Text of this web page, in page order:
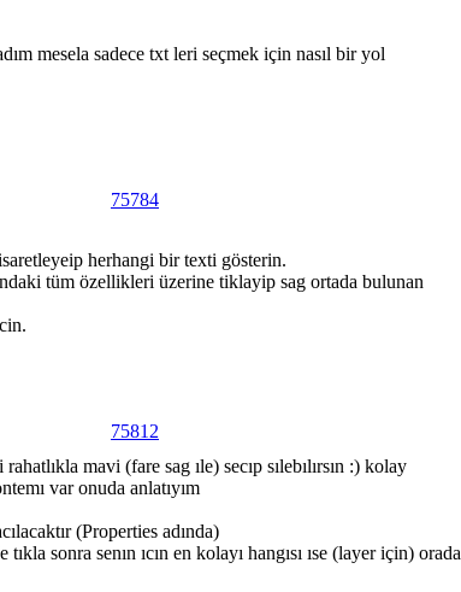
mesela sadece txt leri seçmek için nasıl bir yol
75784
herhangi bir texti gösterin.
tüm özellikleri üzerine tiklayip sag ortada bulunan
75812
mavi (fare sag ıle) secıp sılebılırsın :) kolay
var onuda anlatıyım
(Properties adında)
sonra senın ıcın en kolayı hangısı ıse (layer için) orada